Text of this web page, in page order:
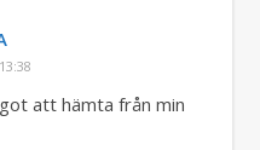
att hämta från min